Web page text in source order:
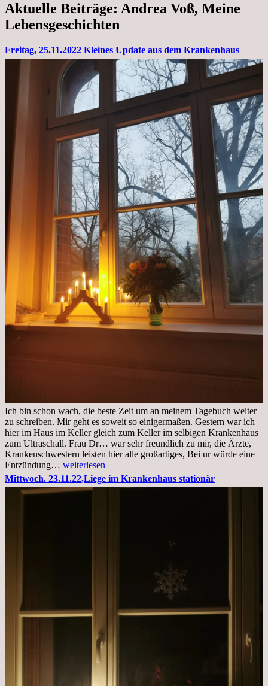
Aktuelle Beiträge: Andrea Voß, Meine
Lebensgeschichten
Freitag, 25.11.2022 Kleines Update aus dem Krankenhaus
Ich bin schon wach, die beste Zeit um an meinem Tagebuch weiter
zu schreiben. Mir geht es soweit so einigermaßen. Gestern war ich
hier im Haus im Keller gleich zum Keller im selbigen Krankenhaus
zum Ultraschall. Frau Dr… war sehr freundlich zu mir, die Ärzte,
Krankenschwestern leisten hier alle großartiges, Bei ur würde eine
Entzündung… Freitag,
25.11.2022
Kleines
weiterlesen
Mittwoch. 23.11.22,Liege im Krankenhaus stationär